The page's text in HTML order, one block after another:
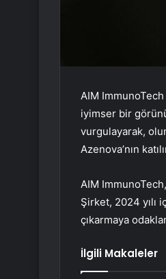
AIM ImmunoTech
iyimser bir
vurgulayarak,
Azenova’nın
AIM
Şirket, 2024 yılı
çıkarmaya
İlgili Makaleler